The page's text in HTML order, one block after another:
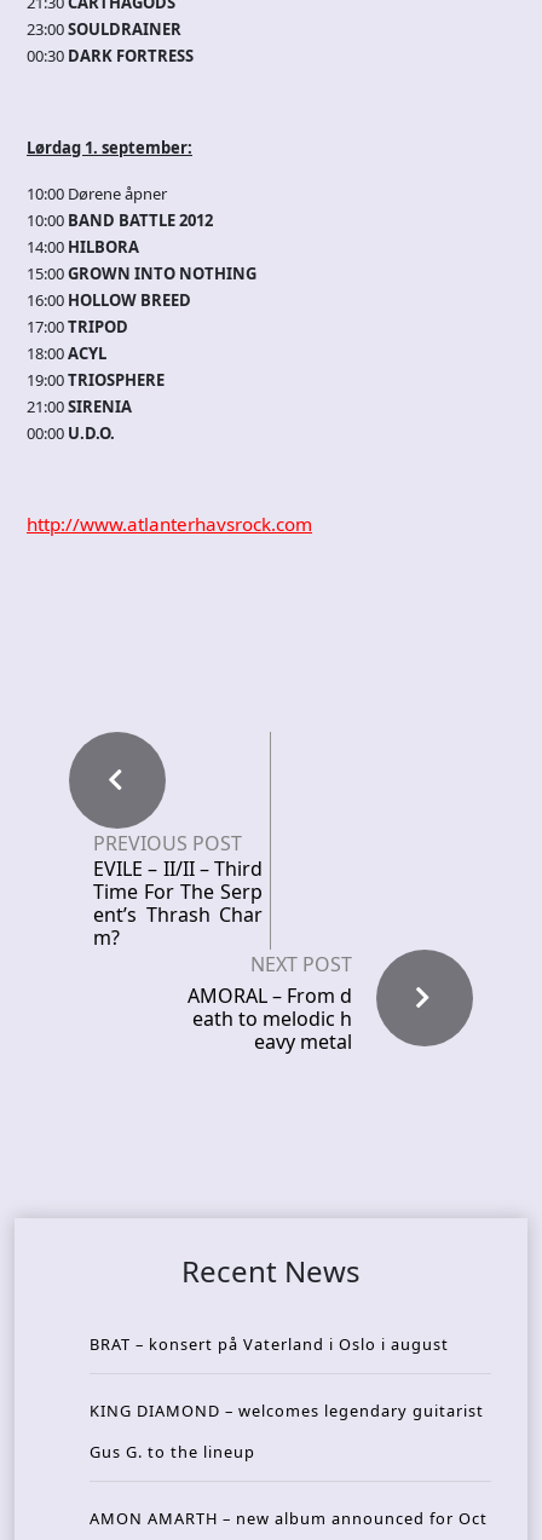
23:00SOULDRAINER
00:30 DARK FORTRESS
Lørdag 1. september:
10:00 Dørene åpner
10:00 BAND BATTLE 2012
14:00 HILBORA
15:00GROWN INTO NOTHING
16:00 HOLLOW BREED
17:00TRIPOD
18:00ACYL
19:00TRIOSPHERE
21:00SIRENIA
00:00 U.D.O.
http://www.atlanterhavsrock.com
PREVIOUS POST
EVILE – II/II – Third
Time For The Serp
ent’s Thrash Char
m?
NEXT POST
AMORAL – From d
eath to melodic h
eavy metal
Recent News
BRAT – konsert på Vaterland i Oslo i august
KING DIAMOND – welcomes legendary guitarist
Gus G. to the lineup
AMON AMARTH – new album announced for Oct